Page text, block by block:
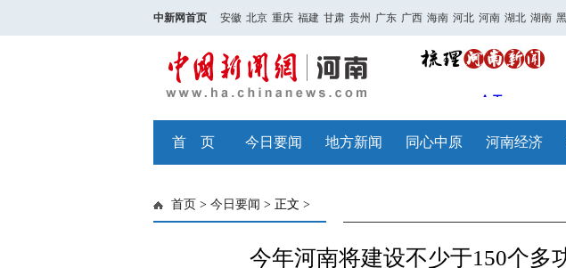
中新网首页 安徽 北京 重庆 福建 甘肃 贵州 广东 广西 海南 河北 河南 湖北 湖南
首 页 今日要闻 地方新闻 同心中原 河南经济
首页 > 今日要闻 > 正文 >
今年河南将建设不少于150个多